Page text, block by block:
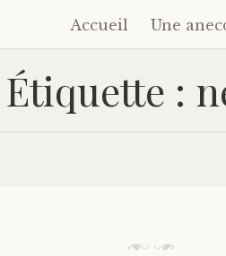
Accéder
au
contenu
principal
Accueil Une
Étiquette :